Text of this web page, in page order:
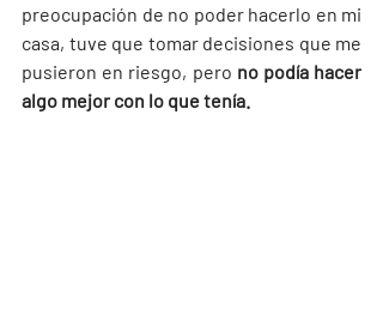
preocupación de no poder hacerlo en mi
casa, tuve que tomar decisiones que me
pusieron en riesgo, pero no podía hacer
algo mejor con lo que tenía.